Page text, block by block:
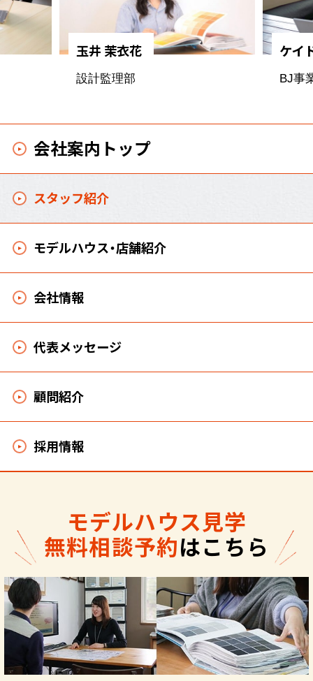
玉井 茉衣花
設計監理部
ケイ
BJ事
会社案内トップ
スタッフ紹介
モデルハウス・店舗紹介
会社情報
代表メッセージ
顧問紹介
採用情報
モデルハウス見学
無料相談予約はこちら